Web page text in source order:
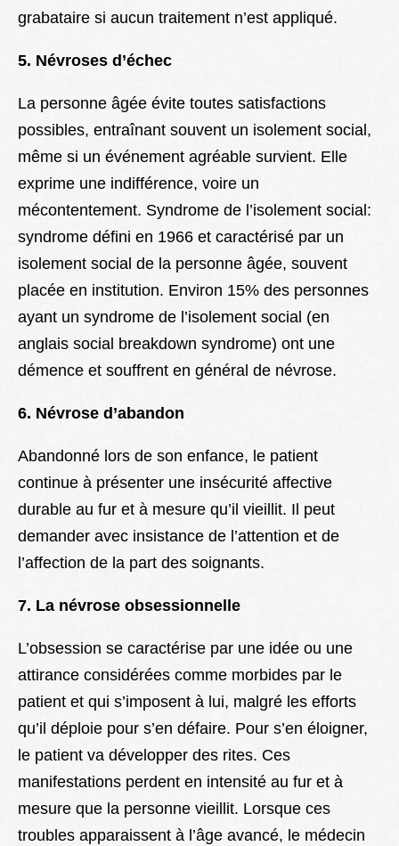
grabataire si aucun traitement n’est appliqué.
5. Névroses d’échec
La personne âgée évite toutes satisfactions
possibles, entraînant souvent un isolement social,
même si un événement agréable survient. Elle
exprime une indifférence, voire un
mécontentement. Syndrome de l’isolement social:
syndrome défini en 1966 et caractérisé par un
isolement social de la personne âgée, souvent
placée en institution. Environ 15% des personnes
ayant un syndrome de l’isolement social (en
anglais social breakdown syndrome) ont une
démence et souffrent en général de névrose.
6. Névrose d’abandon
Abandonné lors de son enfance, le patient
continue à présenter une insécurité affective
durable au fur et à mesure qu’il vieillit. Il peut
demander avec insistance de l’attention et de
l’affection de la part des soignants.
7. La névrose obsessionnelle
L’obsession se caractérise par une idée ou une
attirance considérées comme morbides par le
patient et qui s’imposent à lui, malgré les efforts
qu’il déploie pour s’en défaire. Pour s’en éloigner,
le patient va développer des rites. Ces
manifestations perdent en intensité au fur et à
mesure que la personne vieillit. Lorsque ces
troubles apparaissent à l’âge avancé, le médecin